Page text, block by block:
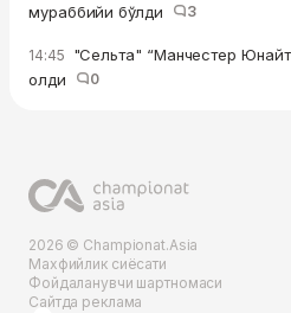
мураббийи бўлди
3
14:45 "Сельта" “Манчестер
олди
0
2026 © Championat.Asia
Махфийлик сиёсати
Фойдаланувчи шартномаси
Сайтда реклама